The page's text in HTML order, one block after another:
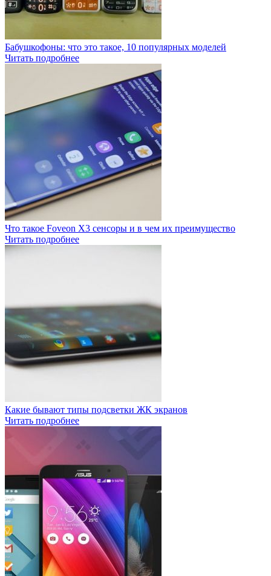
Бабушкофоны: что это такое, 10 популярных моделей
Читать подробнее
Что такое Foveon X3 сенсоры и в чем их преимущество
Читать подробнее
Какие бывают типы подсветки ЖК экранов
Читать подробнее